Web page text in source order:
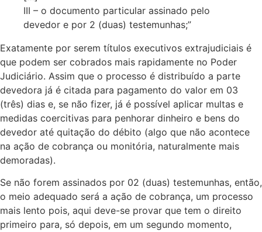
III – o documento particular assinado pelo
devedor e por 2 (duas) testemunhas;”
Exatamente por serem títulos executivos extrajudiciais é
que podem ser cobrados mais rapidamente no Poder
Judiciário. Assim que o processo é distribuído a parte
devedora já é citada para pagamento do valor em 03
(três) dias e, se não fizer, já é possível aplicar multas e
medidas coercitivas para penhorar dinheiro e bens do
devedor até quitação do débito (algo que não acontece
na ação de cobrança ou monitória, naturalmente mais
demoradas).
Se não forem assinados por 02 (duas) testemunhas, então,
o meio adequado será a ação de cobrança, um processo
mais lento pois, aqui deve-se provar que tem o direito
primeiro para, só depois, em um segundo momento,